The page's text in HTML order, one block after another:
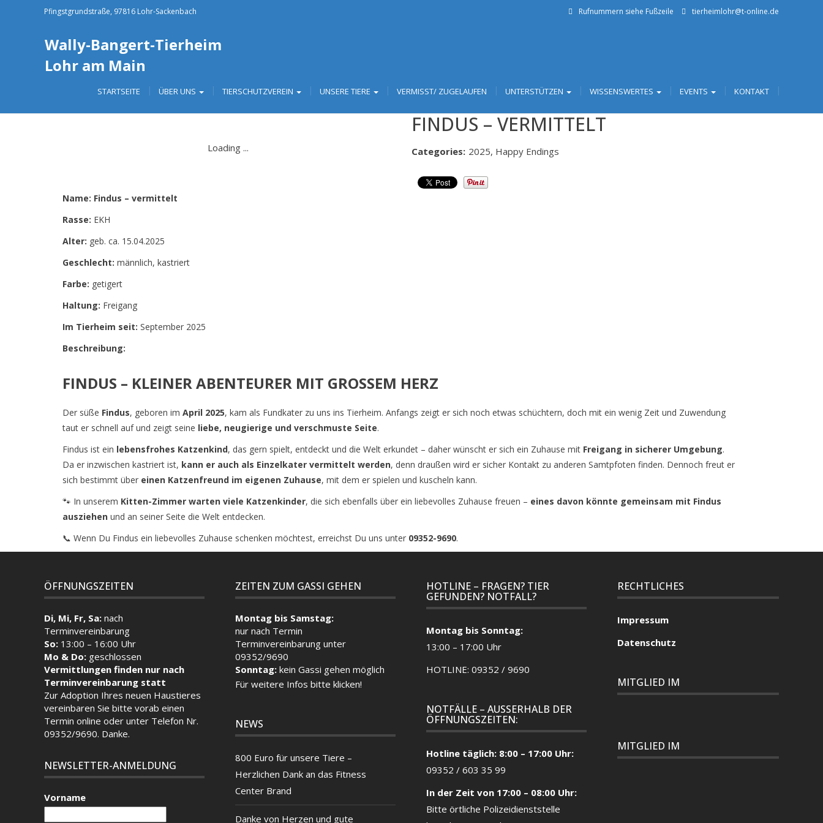
Pfingstgrundstraße, 97816 Lohr-Sackenbach Rufnummern siehe Fußzeile tierheimlohr@t-online.de
Wally-Bangert-Tierheim
Lohr am Main
STARTSEITE ÜBER UNS TIERSCHUTZVEREIN UNSERE TIERE VERMISST/ ZUGELAUFEN UNTERSTÜTZEN WISSENSWERTES EVENTS KONTAKT
FINDUS – VERMITTELT
Categories: 2025, Happy Endings
Name: Findus – vermittelt
Rasse: EKH
Alter: geb. ca. 15.04.2025
Geschlecht: männlich, kastriert
Farbe: getigert
Haltung: Freigang
Im Tierheim seit: September 2025
Beschreibung:
FINDUS – KLEINER ABENTEURER MIT GROSSEM HERZ
Der süße Findus, geboren im April 2025, kam als Fundkater zu uns ins Tierheim. Anfangs zeigt er sich noch etwas schüchtern, doch mit ein wenig Zeit und Zuwendung
taut er schnell auf und zeigt seine liebe, neugierige und verschmuste Seite.
Findus ist ein lebensfrohes Katzenkind, das gern spielt, entdeckt und die Welt erkundet – daher wünscht er sich ein Zuhause mit Freigang in sicherer Umgebung.
Da er inzwischen kastriert ist, kann er auch als Einzelkater vermittelt werden, denn draußen wird er sicher Kontakt zu anderen Samtpfoten finden. Dennoch freut er
sich bestimmt über einen Katzenfreund im eigenen Zuhause, mit dem er spielen und kuscheln kann.
🐾 In unserem Kitten-Zimmer warten viele Katzenkinder, die sich ebenfalls über ein liebevolles Zuhause freuen – eines davon könnte gemeinsam mit Findus
ausziehen und an seiner Seite die Welt entdecken.
📞 Wenn Du Findus ein liebevolles Zuhause schenken möchtest, erreichst Du uns unter 09352-9690.
ÖFFNUNGSZEITEN
Di, Mi, Fr, Sa: nach
Terminvereinbarung
So: 13:00 – 16:00 Uhr
Mo & Do: geschlossen
Vermittlungen finden nur nach
Terminvereinbarung statt
Zur Adoption Ihres neuen Haustieres
vereinbaren Sie bitte vorab einen
Termin online oder unter Telefon Nr.
09352/9690. Danke.
NEWSLETTER-ANMELDUNG
Vorname
ZEITEN ZUM GASSI GEHEN
Montag bis Samstag:
nur nach Termin
Terminvereinbarung unter
09352/9690
Sonntag: kein Gassi gehen möglich
Für weitere Infos bitte klicken!
NEWS
800 Euro für unsere Tiere –
Herzlichen Dank an das Fitness
Center Brand
Danke von Herzen und gute
HOTLINE – FRAGEN? TIER
GEFUNDEN? NOTFALL?
Montag bis Sonntag:
13:00 – 17:00 Uhr
HOTLINE: 09352 / 9690
NOTFÄLLE – AUSSERHALB DER
ÖFFNUNGSZEITEN:
Hotline täglich: 8:00 – 17:00 Uhr:
09352 / 603 35 99
In der Zeit von 17:00 – 08:00 Uhr:
Bitte örtliche Polizeidienststelle
RECHTLICHES
Impressum
Datenschutz
MITGLIED IM
MITGLIED IM